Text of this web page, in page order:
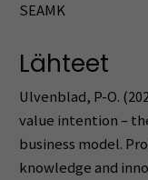
SEAMK
Lähteet
Ulvenblad, P-O.
value intention –
business model.
knowledge and